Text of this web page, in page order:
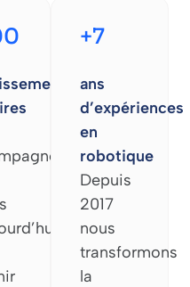
+7
ans
d’expériences
en
robotique
Depuis
2017
nous
transformons
la